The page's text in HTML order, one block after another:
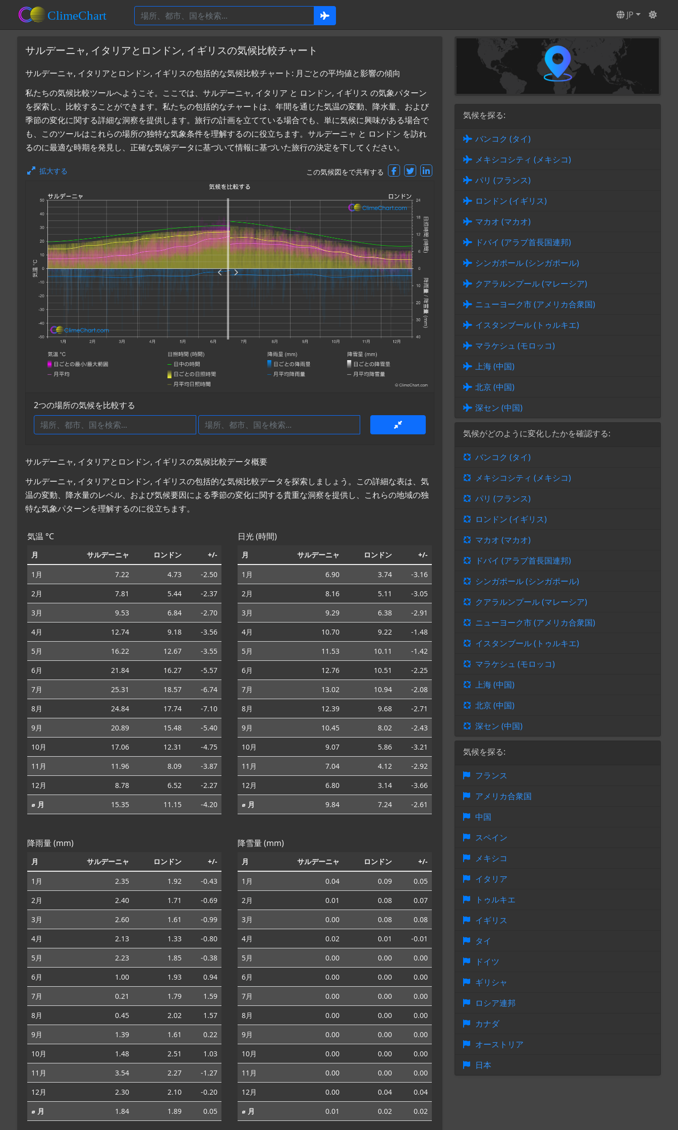
JP
サルデーニャ, イタリアとロンドン, イギリスの気候比較チャート
サルデーニャ, イタリアとロンドン, イギリスの包括的な気候比較チャート: 月ごとの平均値と影響の傾向
私たちの気候比較ツールへようこそ。ここでは、サルデーニャ, イタリア と ロンドン, イギリス の気象パターン
を探索し、比較することができます。私たちの包括的なチャートは、年間を通じた気温の変動、降水量、および
季節の変化に関する詳細な洞察を提供します。旅行の計画を立てている場合でも、単に気候に興味がある場合で
も、このツールはこれらの場所の独特な気象条件を理解するのに役立ちます。サルデーニャ と ロンドン を訪れ
るのに最適な時期を発見し、正確な気候データに基づいて情報に基づいた旅行の決定を下してください。
拡大する この気候図をで共有する
2つの場所の気候を比較する
サルデーニャ, イタリアとロンドン, イギリスの気候比較データ概要
サルデーニャ, イタリアとロンドン, イギリスの包括的な気候比較データを探索しましょう。この詳細な表は、気
温の変動、降水量のレベル、および気候要因による季節の変化に関する貴重な洞察を提供し、これらの地域の独
特な気象パターンを理解するのに役立ちます。
気温 °C
月 サルデーニャ ロンドン +/-
1月 7.22 4.73
-2.50
2月
7.81 5.44
-2.37
3月
9.53 6.84
-2.70
4月
12.74 9.18
-3.56
5月
16.22 12.67
-3.55
6月
21.84 16.27
-5.57
7月
25.31 18.57
-6.74
8月
24.84 17.74
-7.10
9月
20.89 15.48
-5.40
10月
17.06 12.31
-4.75
11月
11.96 8.09
-3.87
12月
8.78 6.52
-2.27
⌀ 月
15.35 11.15 -4.20
日光 (時間)
月 サルデーニャ ロンドン +/-
1月 6.90 3.74
-3.16
2月
8.16 5.11
-3.05
3月
9.29 6.38
-2.91
4月
10.70 9.22
-1.48
5月
11.53 10.11
-1.42
6月
12.76 10.51
-2.25
7月
13.02 10.94
-2.08
8月
12.39 9.68
-2.71
9月
10.45 8.02
-2.43
10月
9.07 5.86
-3.21
11月
7.04 4.12
-2.92
12月
6.80 3.14
-3.66
⌀ 月
9.84 7.24 -2.61
降雨量 (mm)
月 サルデーニャ ロンドン +/-
1月 2.35 1.92
-0.43
2月
2.40 1.71
-0.69
3月
2.60 1.61
-0.99
4月
2.13 1.33
-0.80
5月
2.23 1.85
-0.38
6月
1.00 1.93
0.94
7月
0.21 1.79
1.59
8月
0.45 2.02
1.57
9月
1.39 1.61
0.22
10月
1.48 2.51
1.03
11月
3.54 2.27
-1.27
12月
2.30 2.10
-0.20
⌀ 月
1.84 1.89 0.05
降雪量 (mm)
月 サルデーニャ ロンドン +/-
1月 0.04 0.09
0.05
2月
0.01 0.08
0.07
3月
0.00 0.08
0.08
4月
0.02 0.01
-0.01
5月
0.00 0.00
0.00
6月
0.00 0.00
0.00
7月
0.00 0.00
0.00
8月
0.00 0.00
0.00
9月
0.00 0.00
0.00
10月
0.00 0.00
0.00
11月
0.00 0.00
0.00
12月
0.00 0.04
0.04
⌀ 月
0.01 0.02 0.02
気候を探る:
バンコク (タイ)
メキシコシティ (メキシコ)
パリ (フランス)
ロンドン (イギリス)
マカオ (マカオ)
ドバイ (アラブ首長国連邦)
シンガポール (シンガポール)
クアラルンプール (マレーシア)
ニューヨーク市 (アメリカ合衆国)
イスタンブール (トゥルキエ)
マラケシュ (モロッコ)
上海 (中国)
北京 (中国)
深セン (中国)
気候がどのように変化したかを確認する:
バンコク (タイ)
メキシコシティ (メキシコ)
パリ (フランス)
ロンドン (イギリス)
マカオ (マカオ)
ドバイ (アラブ首長国連邦)
シンガポール (シンガポール)
クアラルンプール (マレーシア)
ニューヨーク市 (アメリカ合衆国)
イスタンブール (トゥルキエ)
マラケシュ (モロッコ)
上海 (中国)
北京 (中国)
深セン (中国)
気候を探る:
フランス
アメリカ合衆国
中国
スペイン
メキシコ
イタリア
トゥルキエ
イギリス
タイ
ドイツ
ギリシャ
ロシア連邦
カナダ
オーストリア
日本